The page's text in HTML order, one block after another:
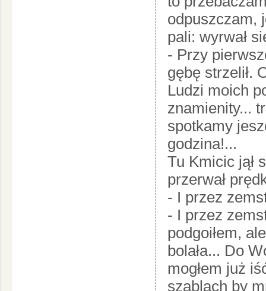
odpuszczam,
pali: wyrwał
- Przy
gębę strzelił.
Ludzi moich
znamienity...
spotkamy
godzina!...
Tu Kmicic jął
przerwał
- I przez
- I przez
podgoiłem,
bolała... Do
mogłem już
szablach by